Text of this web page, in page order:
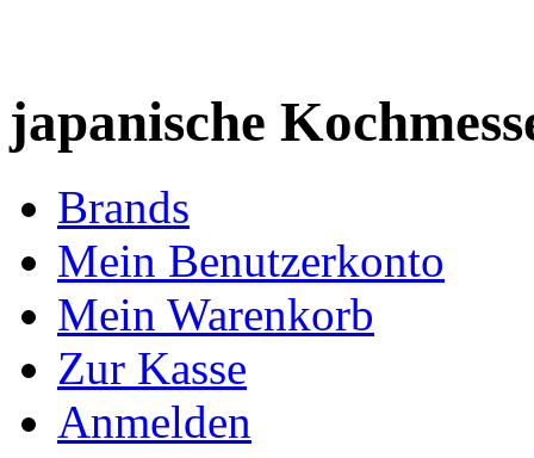
japanische
Brands
Mein Benutzerkonto
Mein Warenkorb
Zur Kasse
Anmelden